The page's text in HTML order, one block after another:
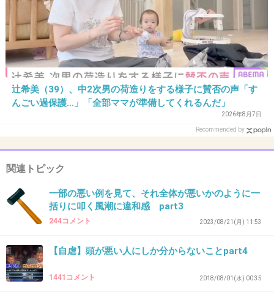
そもそもの転売目的の転売ヤーは良くないと思
うけど、ライブとかで本当に当日都合がつかな
くなり分かった時点でチケットを譲るのはアリ
だと思う
3件の返信
-5
32. 匿名2026/06/03(水) 21:16:53
>>8
買うやつがいるから転売が無くならないんだよ
33. 匿名2026/06/03(水) 21:17:01
辻希美（39）、中2次男の荷造りをする様子に賛否の声「す
んごい過保護…」「全部ママが準備してくれるんだ」
2026年8月7日
Recommended by
関連トピック
一部の悪い例を見て、それ全体が悪いかのように一
括りに叩く風潮に違和感 part3
244コメント 2023/08/21(月) 11:53
【自虐】頭が悪い人にしか分からないことpart4
1441コメント 2018/08/01(水) 00:35